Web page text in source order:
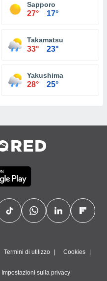
Sapporo
27° 17°
Takamatsu
33° 23°
Yakushima
28° 25°
Termini di utilizzo Cookies
Impostazioni sulla privacy